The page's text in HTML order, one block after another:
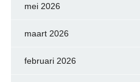
mei 2026
maart 2026
februari 2026